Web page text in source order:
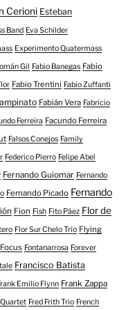
Cerioni Esteban
Band Eva Schilder
Experimento Quatermass
Gil Fabio Banegas Fabio
Fabio Trentini Fabio Zuffanti
Fabián Vera Fabricio
Ferreira Facundo Ferreira
Falsos Conejos Family
Federico Pierro Felipe Abel
Fernando Guiomar Fernando
Fernando Picado Fernando
Fion Fish Fito Páez Flor de
Flor Sur Chelo Trío Flying
Focus Fontanarrosa Forever
Francisco Batista
Emilio Flynn Frank Zappa
Fred Frith Trio French